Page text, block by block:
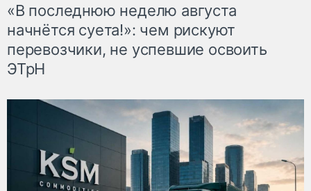
«В последнюю неделю августа
начнётся суета!»: чем рискуют
перевозчики, не успевшие освоить
ЭТрН